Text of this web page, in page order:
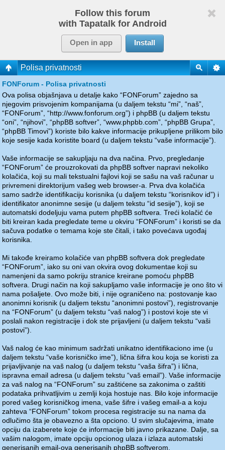
Follow this forum
with Tapatalk for Android
Open in app Install
Polisa privatnosti
FONForum - Polisa privatnosti
Ova polisa objašnjava u detalje kako “FONForum” zajedno sa
njegovim prisvojenim kompanijama (u daljem tekstu “mi”, “naš”,
“FONForum”, “http://www.fonforum.org”) i phpBB (u daljem tekstu
“oni”, “njihovi”, “phpBB softver”, “www.phpbb.com”, “phpBB Grupa”,
“phpBB Timovi”) koriste bilo kakve informacije prikupljene prilikom bilo
koje sesije kada koristite board (u daljem tekstu “vaše informacije”).
Vaše informacije se sakupljaju na dva načina. Prvo, pregledanje
“FONForum” će prouzrokovati da phpBB softver napravi nekoliko
kolačića, koji su mali tekstualni fajlovi koji se sašu na vaš računar u
privremeni direktorijum vašeg web browser-a. Prva dva kolačića
samo sadrže identifikaciju korisnika (u daljem tekstu “korisnikov id”) i
identifikator anonimne sesije (u daljem tekstu “id sesije”), koji se
automatski dodeljuju vama putem phpBB softvera. Treći kolačić će
biti kreiran kada pregledate teme u okviru “FONForum” i koristi se da
sačuva podatke o temama koje ste čitali, i tako povećava ugođaj
korisnika.
Mi takođe kreiramo kolačiće van phpBB softvera dok pregledate
“FONForum”, iako su oni van okvira ovog dokumentae koji su
namenjeni da samo pokriju stranice kreirane pomoću phpBB
softvera. Drugi način na koji sakupljamo vaše informacije je ono što vi
nama pošaljete. Ovo može biti, i nije ograničeno na: postovanje kao
anonimni korisnik (u daljem tekstu “anonimni postovi”), registrovanje
na “FONForum” (u daljem tekstu “vaš nalog”) i postovi koje ste vi
poslali nakon registracije i dok ste prijavljeni (u daljem tekstu “vaši
postovi”).
Vaš nalog će kao minimum sadržati unikatno identifikaciono ime (u
daljem tekstu “vaše korisničko ime”), lična šifra kou koja se koristi za
prijavljivanje na vaš nalog (u daljem tekstu “vaša šifra”) i lična,
ispravna email adresa (u daljem tekstu “vaš email”). Vaše informacije
za vaš nalog na “FONForum” su zaštićene sa zakonima o zaštiti
podataka prihvatljivim u zemlji koja hostuje nas. Bilo koje informacije
pored vašeg korisničkog imena, vaše šifre i vašeg email-a a koju
zahteva “FONForum” tokom procesa registracije su na nama da
odlučimo šta je obavezno a šta opciono. U svim slučajevima, imate
opciju da izaberete koje će informacije biti javno prikazane. Dalje, sa
vašim nalogom, imate opciju opcionog ulaza i izlaza automatski
generisanih email-ova generisanih phpBB softverom.